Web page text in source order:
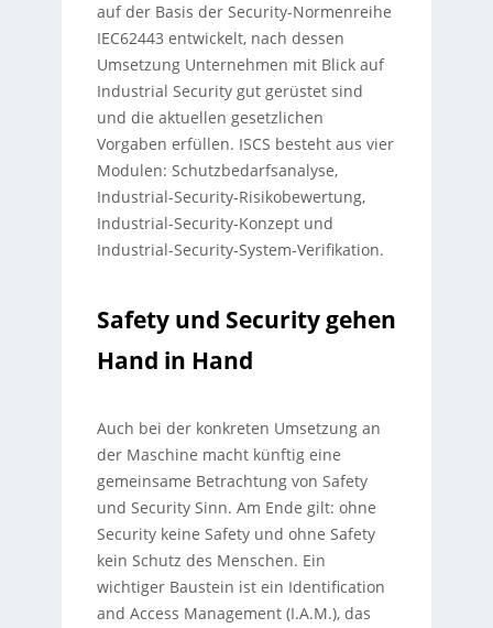
auf der Basis der Security-Normenreihe
IEC62443 entwickelt, nach dessen
Umsetzung Unternehmen mit Blick auf
Industrial Security gut gerüstet sind
und die aktuellen gesetzlichen
Vorgaben erfüllen. ISCS besteht aus vier
Modulen: Schutzbedarfsanalyse,
Industrial-Security-Risikobewertung,
Industrial-Security-Konzept und
Industrial-Security-System-Verifikation.
Safety und Security gehen
Hand in Hand
Auch bei der konkreten Umsetzung an
der Maschine macht künftig eine
gemeinsame Betrachtung von Safety
und Security Sinn. Am Ende gilt: ohne
Security keine Safety und ohne Safety
kein Schutz des Menschen. Ein
wichtiger Baustein ist ein Identification
and Access Management (I.A.M.), das